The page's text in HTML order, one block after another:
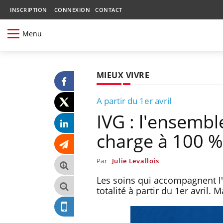
INSCRIPTION CONNEXION CONTACT
Menu
MIEUX VIVRE
A partir du 1er avril
IVG :
charge à 100 %
Par Julie Levallois
Les soins qui accompagnent
totalité à partir du 1er avril.